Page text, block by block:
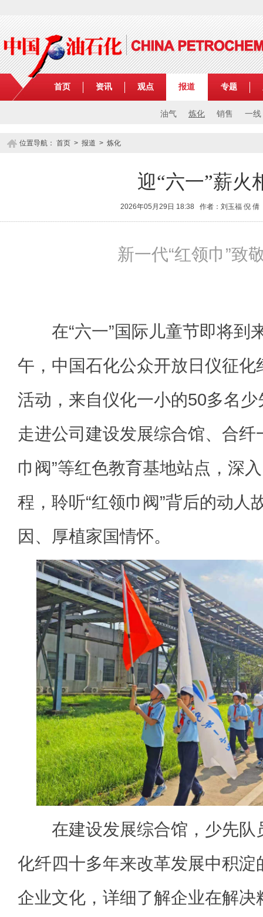
首页 资讯 观点 报道
油气 炼化 销售 一线
专题
位置导航： 首页 > 报道 > 炼化
迎“六一”薪火
2026年05月29日 18:38 作者：刘玉福 倪
新一代“红领巾”致
在“六一”国际儿童节即将到
午，中国石化公众开放日仪征化
活动，来自仪化一小的50多名
走进公司建设发展综合馆、合纤
巾阀”等红色教育基地站点，深
程，聆听“红领巾阀”背后的动人
因、厚植家国情怀。
在建设发展综合馆，少先队
化纤四十多年来改革发展中积淀
企业文化，详细了解企业在解决